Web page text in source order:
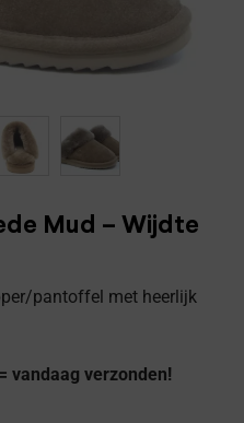
Mud – Wijdte
pantoffel met heerlijk
vandaag verzonden!